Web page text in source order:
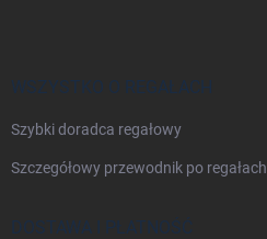
WSZYSTKO O REGAŁACH
Szybki doradca regałowy
Szczegółowy przewodnik po regałach
DOSTAWA I PŁATNOŚĆ